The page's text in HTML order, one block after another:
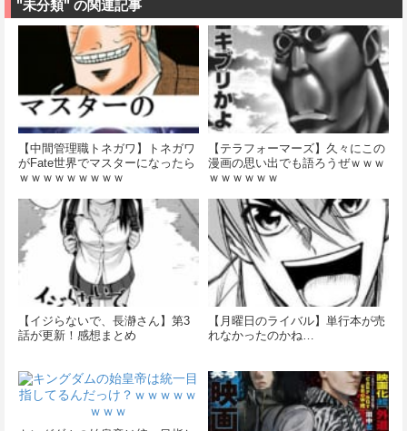
"未分類" の関連記事
【中間管理職トネガワ】トネガワ
がFate世界でマスターになったら
ｗｗｗｗｗｗｗｗｗ
【テラフォーマーズ】久々にこの
漫画の思い出でも語ろうぜｗｗｗ
ｗｗｗｗｗｗ
【イジらないで、長瀞さん】第3
話が更新！感想まとめ
【月曜日のライバル】単行本が売
れなかったのかね…